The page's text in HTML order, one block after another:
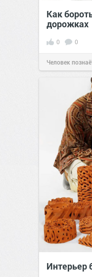
Как
дорожках
0 0
Человек
Интерьер